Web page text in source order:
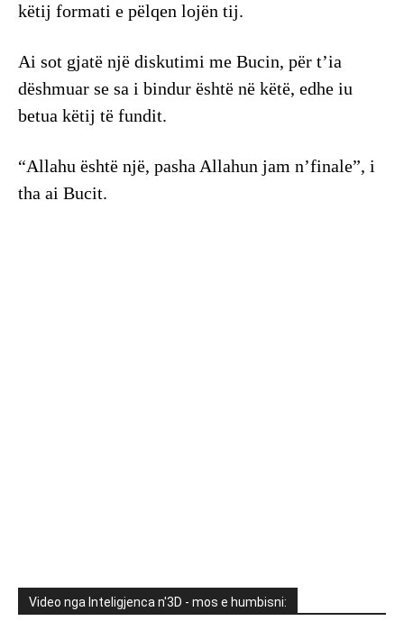
këtij formati e pëlqen lojën tij.
Ai sot gjatë një diskutimi me Bucin, për t’ia
dëshmuar se sa i bindur është në këtë, edhe iu
betua këtij të fundit.
“Allahu është një, pasha Allahun jam n’finale”, i
tha ai Bucit.
Video nga Inteligjenca n'3D - mos e humbisni: